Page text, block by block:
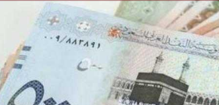
إلهام شرشر تكتب: دي مبقتش كورة..
دي سياسة
الكاتبة إلهام شرشر تهنئ الرئيس
السيسي بعيد ميلاده وتُشيد بجهوده
في بناء الدولة